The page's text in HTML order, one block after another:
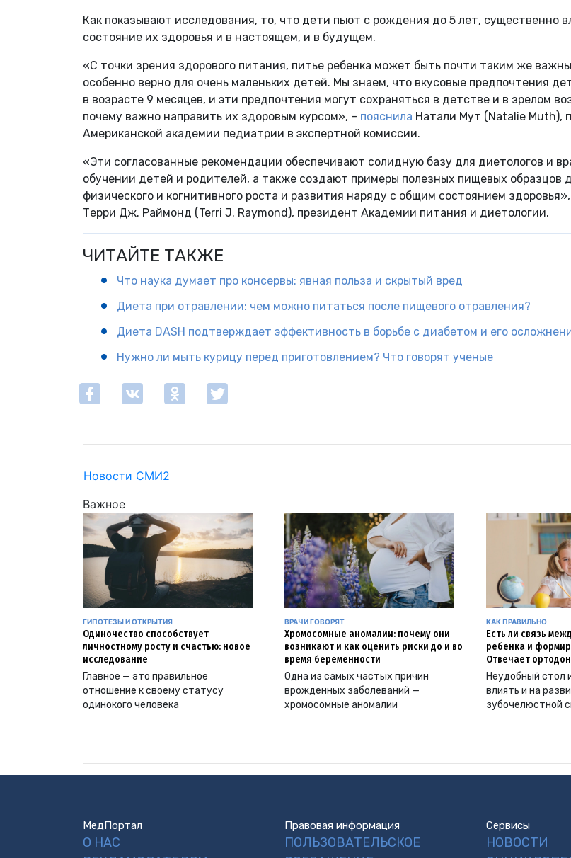
Как показывают исследования, то, что дети пьют с рождения до 5 лет, существенно
состояние их здоровья и в настоящем, и в будущем.
«С точки зрения здорового питания, питье ребенка может быть почти таким же
особенно верно для очень маленьких детей. Мы знаем, что вкусовые предпочтения
в возрасте 9 месяцев, и эти предпочтения могут сохраняться в детстве и в зрелом
почему важно направить их здоровым курсом», – пояснила Натали Мут (Natalie Muth),
Американской академии педиатрии в экспертной комиссии.
«Эти согласованные рекомендации обеспечивают солидную базу для диетологов и
обучении детей и родителей, а также создают примеры полезных пищевых образцов
физического и когнитивного роста и развития наряду с общим состоянием
Терри Дж. Раймонд (Terri J. Raymond), президент Академии питания и диетологии.
ЧИТАЙТЕ ТАКЖЕ
Что наука думает про консервы: явная польза и скрытый вред
Диета при отравлении: чем можно питаться после пищевого отравления?
Диета DASH подтверждает эффективность в борьбе с диабетом и его
Нужно ли мыть курицу перед приготовлением? Что говорят ученые
Новости СМИ2
Важное
ГИПОТЕЗЫ И ОТКРЫТИЯ
Одиночество способствует
личностному росту и счастью: новое
исследование
Главное — это правильное
отношение к своему статусу
одинокого человека
ВРАЧИ ГОВОРЯТ
Хромосомные аномалии: почему они
возникают и как оценить риски до и во
время беременности
Одна из самых частых причин
врожденных заболеваний —
хромосомные аномалии
КАК ПРАВИЛЬНО
Есть ли связь
ребенка и
Отвечает
Неудобный стол
влиять и на
зубочелюстной
МедПортал
О НАС
Правовая информация
ПОЛЬЗОВАТЕЛЬСКОЕ
Сервисы
НОВОСТИ